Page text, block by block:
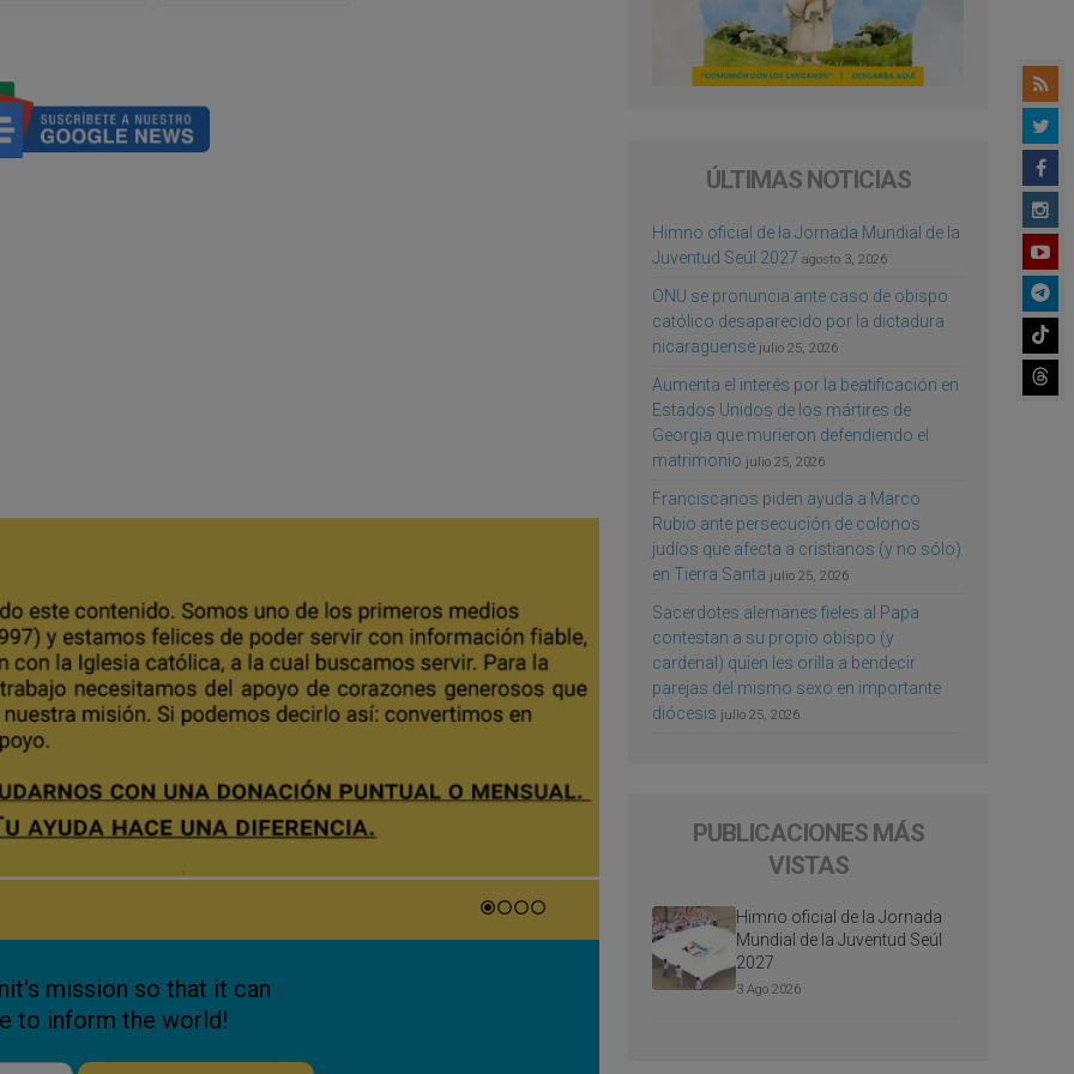
ÚLTIMAS NOTICIAS
Himno oficial de la Jornada Mundial de la
Juventud Seúl 2027 agosto 3, 2026
ONU se pronuncia ante caso de obispo
católico desaparecido por la dictadura
nicaragüense julio 25, 2026
Aumenta el interés por la beatificación en
Estados Unidos de los mártires de
Georgia que murieron defendiendo el
matrimonio julio 25, 2026
Franciscanos piden ayuda a Marco
Rubio ante persecución de colonos
judíos que afecta a cristianos (y no sólo)
en Tierra Santa julio 25, 2026
Sacerdotes alemanes fieles al Papa
contestan a su propio obispo (y
cardenal) quien les orilla a bendecir
parejas del mismo sexo en importante
diócesis julio 25, 2026
PUBLICACIONES MÁS
VISTAS
Himno oficial de la Jornada
Mundial de la Juventud Seúl
2027
3 Ago 2026